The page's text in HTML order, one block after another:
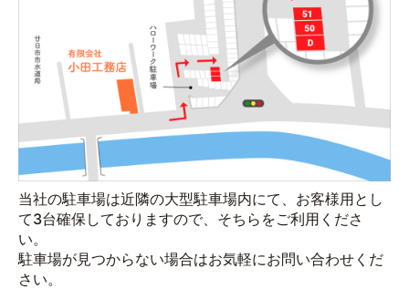
当社の駐車場は近隣の大型駐車場内にて、お客様用とし
て3台確保しておりますので、そちらをご利用くださ
い。
駐車場が見つからない場合はお気軽にお問い合わせくだ
さい。